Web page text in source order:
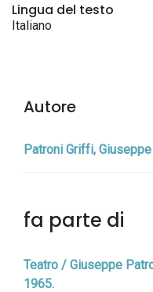
Lingua del testo
Italiano
Autore
Patroni Griffi,
fa parte di
Teatro / Giuseppe
1965.